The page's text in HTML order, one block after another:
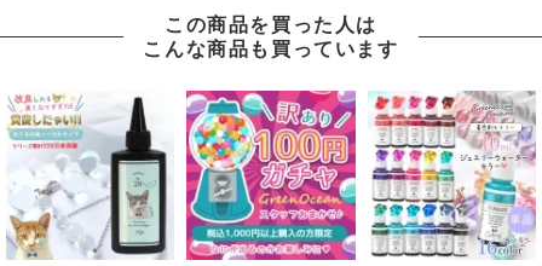
この商品を買った人は
こんな商品も買っています